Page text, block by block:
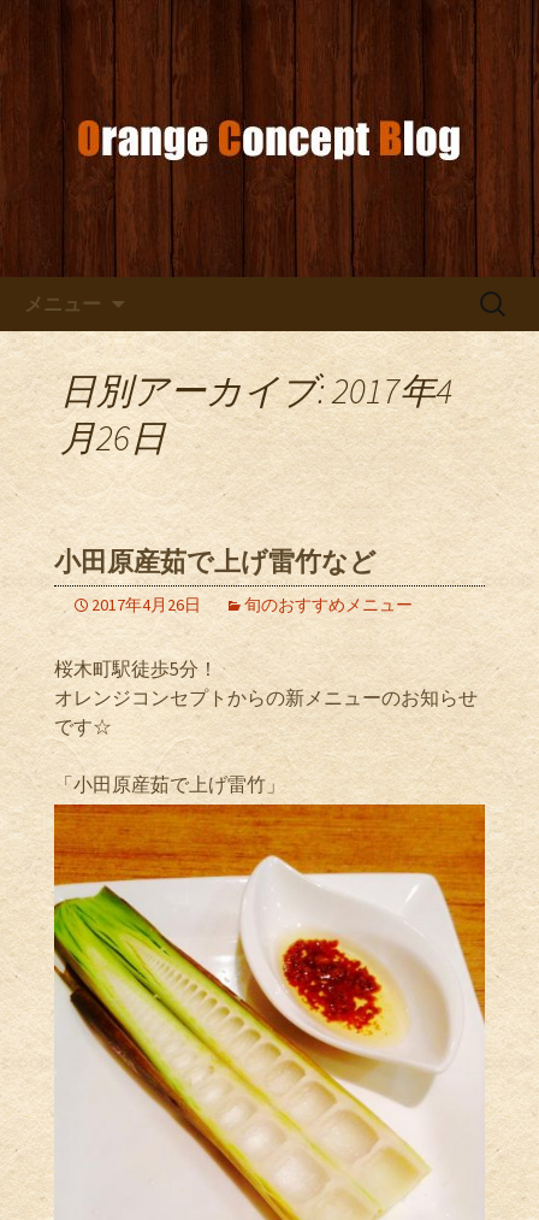
オレンジコンセプトブログ
お店からのお知らせ
メニュー
検
日別アーカイブ: 2017年4
月26日
小田原産茹で上げ雷竹など
2017年4月26日 旬のおすすめメニュー
桜木町駅徒歩5分！
オレンジコンセプトからの新メニューのお知らせ
です☆
「小田原産茹で上げ雷竹」